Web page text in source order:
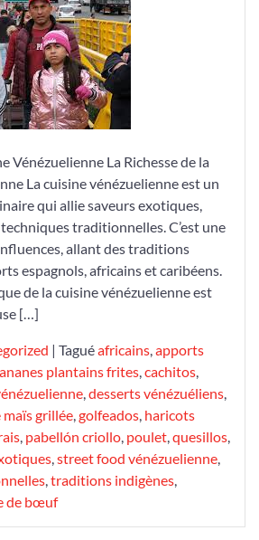
Vénézuelienne La Richesse de la
La cuisine vénézuelienne est un
qui allie saveurs exotiques,
traditionnelles. C’est une
allant des traditions
espagnols, africains et caribéens.
de la cuisine vénézuelienne est
[…]
| Taguéafricains apports
plantains frites cachitos
desserts vénézuéliens
grillée golfeados haricots
pabellón criollo poulet quesillos
street food vénézuelienne
traditions indigènes
de bœuf